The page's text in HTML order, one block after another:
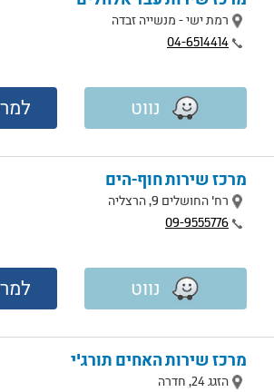
מיקום
רמת ישי - מנשייה זבדה
טלפון
04-6514414
נווט
מרכז שירות חוף-הים
מיקום
רח' החושלים 9, הרצליה
טלפון
09-9555776
נווט
מרכז שירות האחים תורג'י
מיקום
הזגג 24, חדרה